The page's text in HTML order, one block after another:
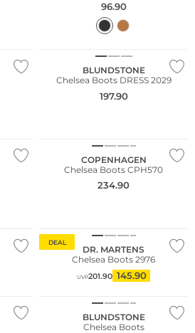
96.90
BLUNDSTONE
Chelsea Boots DRESS 2029
197.90
COPENHAGEN
Chelsea Boots CPH570
234.90
DEAL
DR. MARTENS
Chelsea Boots 2976
UVP201.90 145.90
BLUNDSTONE
Chelsea Boots